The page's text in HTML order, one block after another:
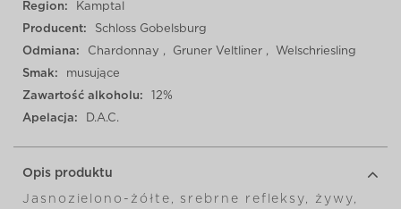
Region:
Kamptal
Producent:
Schloss Gobelsburg
Odmiana:
Chardonnay , Gruner Veltliner ,
Welschriesling
Smak:
musujące
Zawartość alkoholu:
12%
Apelacja:
D.A.C.
Opis produktu
Jasnozielono-żółte, srebrne refleksy, żywy,